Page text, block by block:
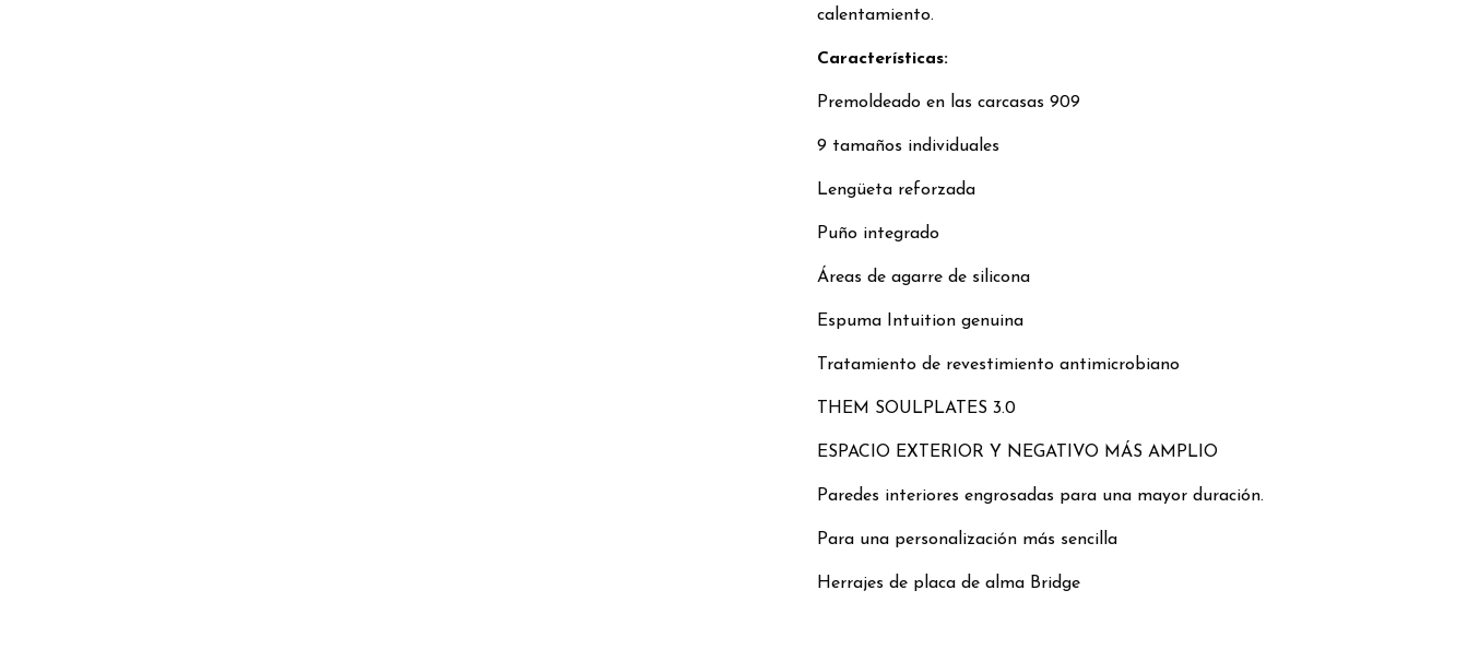
calentamiento.
Características:
Premoldeado en las carcasas 909
9 tamaños individuales
Lengüeta reforzada
Puño integrado
Áreas de agarre de silicona
Espuma Intuition genuina
Tratamiento de revestimiento antimicrobiano
THEM SOULPLATES 3.0
ESPACIO EXTERIOR Y NEGATIVO MÁS AMPLIO
Paredes interiores engrosadas para una mayor duración.
Para una personalización más sencilla
Herrajes de placa de alma Bridge